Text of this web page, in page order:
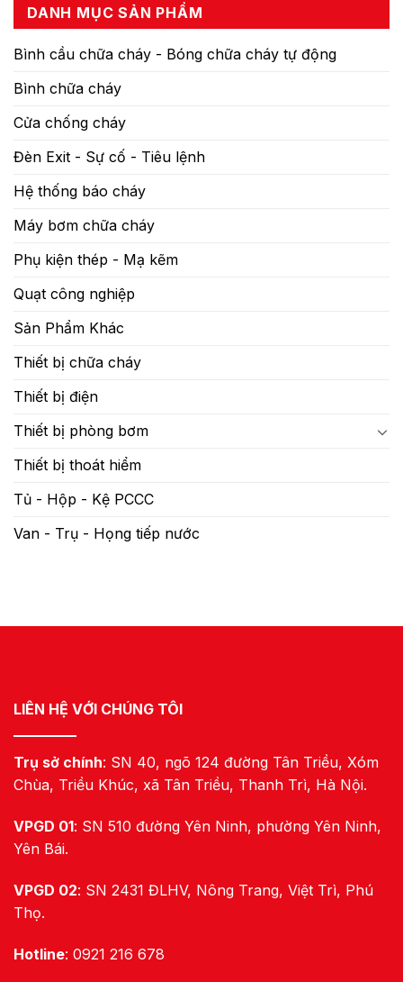
DANH MỤC SẢN PHẨM
Bình cầu chữa cháy - Bóng chữa cháy tự động
Bình chữa cháy
Cửa chống cháy
Đèn Exit - Sự cố - Tiêu lệnh
Hệ thống báo cháy
Máy bơm chữa cháy
Phụ kiện thép - Mạ kẽm
Quạt công nghiệp
Sản Phẩm Khác
Thiết bị chữa cháy
Thiết bị điện
Thiết bị phòng bơm
Thiết bị thoát hiểm
Tủ - Hộp - Kệ PCCC
Van - Trụ - Họng tiếp nước
LIÊN HỆ VỚI CHÚNG TÔI
Trụ sở chính: SN 40, ngõ 124 đường Tân Triều, Xóm
Chùa, Triều Khúc, xã Tân Triều, Thanh Trì, Hà Nội.
VPGD 01: SN 510 đường Yên Ninh, phường Yên Ninh,
Yên Bái.
VPGD 02: SN 2431 ĐLHV, Nông Trang, Việt Trì, Phú
Thọ.
Hotline: 0921 216 678